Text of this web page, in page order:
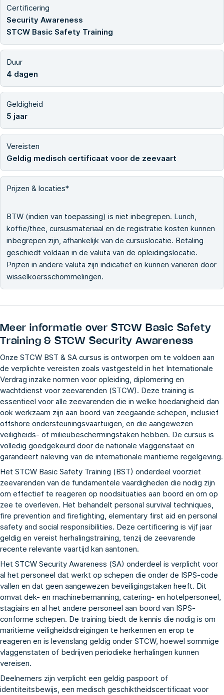
Certificering
Security Awareness
STCW Basic Safety Training
Duur
4 dagen
Geldigheid
5 jaar
Vereisten
Geldig medisch certificaat voor de zeevaart
Prijzen & locaties*
BTW (indien van toepassing) is niet inbegrepen. Lunch,
koffie/thee, cursusmateriaal en de registratie kosten kunnen
inbegrepen zijn, afhankelijk van de cursuslocatie. Betaling
geschiedt voldaan in de valuta van de opleidingslocatie.
Prijzen in andere valuta zijn indicatief en kunnen variëren door
wisselkoersschommelingen.
Meer informatie over STCW Basic Safety
Training & STCW Security Awareness
Onze STCW BST & SA cursus is ontworpen om te voldoen aan
de verplichte vereisten zoals vastgesteld in het Internationale
Verdrag inzake normen voor opleiding, diplomering en
wachtdienst voor zeevarenden (STCW). Deze training is
essentieel voor alle zeevarenden die in welke hoedanigheid dan
ook werkzaam zijn aan boord van zeegaande schepen, inclusief
offshore ondersteuningsvaartuigen, en die aangewezen
veiligheids- of milieubeschermingstaken hebben. De cursus is
volledig goedgekeurd door de nationale vlaggenstaat en
garandeert naleving van de internationale maritieme regelgeving.
Het STCW Basic Safety Training (BST) onderdeel voorziet
zeevarenden van de fundamentele vaardigheden die nodig zijn
om effectief te reageren op noodsituaties aan boord en om op
zee te overleven. Het behandelt personal survival techniques,
fire prevention and firefighting, elementary first aid en personal
safety and social responsibilities. Deze certificering is vijf jaar
geldig en vereist herhalingstraining, tenzij de zeevarende
recente relevante vaartijd kan aantonen.
Het STCW Security Awareness (SA) onderdeel is verplicht voor
al het personeel dat werkt op schepen die onder de ISPS-code
vallen en dat geen aangewezen beveiligingstaken heeft. Dit
omvat dek- en machinebemanning, catering- en hotelpersoneel,
stagiairs en al het andere personeel aan boord van ISPS-
conforme schepen. De training biedt de kennis die nodig is om
maritieme veiligheidsdreigingen te herkennen en erop te
reageren en is levenslang geldig onder STCW, hoewel sommige
vlaggenstaten of bedrijven periodieke herhalingen kunnen
vereisen.
Deelnemers zijn verplicht een geldig paspoort of
identiteitsbewijs, een medisch geschiktheidscertificaat voor